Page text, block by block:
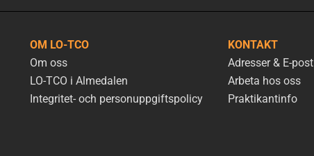
OM LO-TCO
Om oss
LO-TCO i Almedalen
Integritet- och personuppgiftspolicy
KONTAKT
Adresser & E-post
Arbeta hos oss
Praktikantinfo